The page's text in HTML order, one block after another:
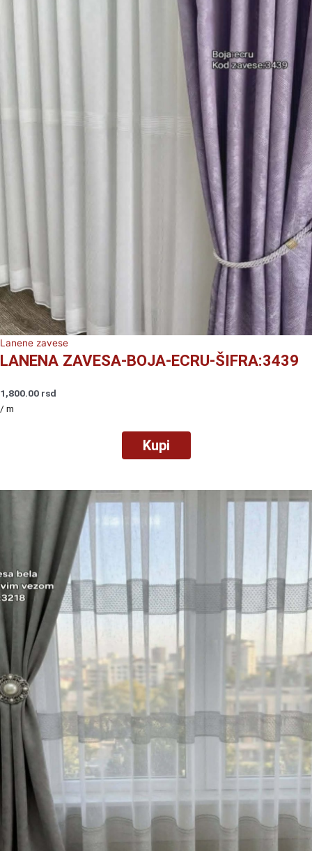
Lanene zavese
LANENA ZAVESA-BOJA-ECRU-ŠIFRA:3439
1,800.00 rsd
/ m
Kupi